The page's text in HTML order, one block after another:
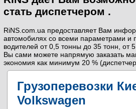
стать диспетчером .
RiNS.com.ua предоставляет Вам
автомобилях со всеми параметрами
водителей от 0,5 тонны до 35 тонн, от
Вы сами можете напрямую заказать
экономия как минимум 20 %
Грузоперевозки
Volkswagen